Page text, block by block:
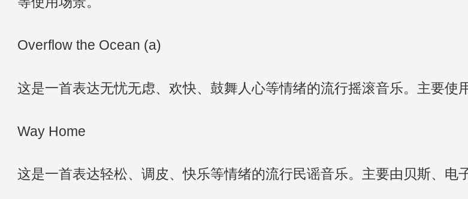
Overflow the Ocean (a)
这是一首表达无忧无虑、欢快、鼓舞人心等情绪的流行摇滚音乐。主要使
Way Home
这是一首表达轻松、调皮、快乐等情绪的流行民谣音乐。主要由贝斯、电